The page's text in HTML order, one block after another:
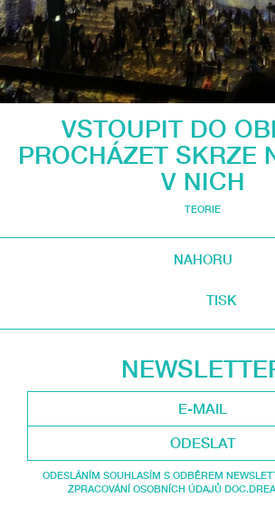
VSTOUPIT DO
PROCHÁZET SKRZE
V NICH
TEORIE
NAHORU
TISK
ODESLAT
ODESLÁNÍM SOUHLASÍM S ODBĚREM
ZPRACOVÁNÍ OSOBNÍCH ÚDAJŮ